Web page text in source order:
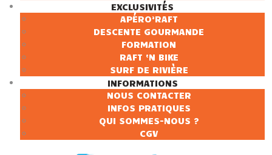
EXCLUSIVITÉS
APÉRO’RAFT
DESCENTE GOURMANDE
FORMATION
RAFT ‘N BIKE
SURF DE RIVIÈRE
INFORMATIONS
NOUS CONTACTER
INFOS PRATIQUES
QUI SOMMES-NOUS ?
CGV